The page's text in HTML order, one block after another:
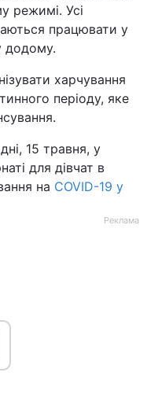
режимі. Усі
працювати у
додому.
харчування
періоду, яке
15 травня, у
для дівчат в
на COVID-19 у
Реклама